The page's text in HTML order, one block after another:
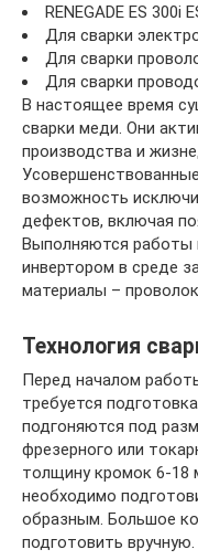
RENEGADE ES 300i
Для сварки
Для сварки
Для сварки
В настоящее время
сварки меди. Они
производства и
возможность
дефектов, включая
Выполняются работы
инвертором в среде
материалы –
Технология
Перед началом
требуется
подгоняются под
фрезерного или
толщину кромок 6-18
необходимо
образным. Большое
подготовить